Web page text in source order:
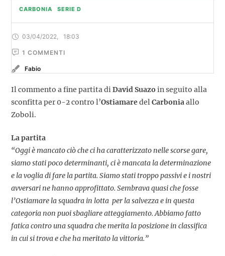
CARBONIA SERIE D
03/04/2022 18:03
1 COMMENTI
Fabio
Il commento a fine partita diDavid Suazo in seguito alla
sconfitta per 0-2 contro l’OstiamaredelCarboniaallo
Zoboli.
La partita
“Oggi è mancato ciò che ci ha caratterizzato nelle scorse gare,
siamo stati poco determinanti, ci è mancata la determinazione
e la voglia di fare la partita. Siamo stati troppo passivi e i nostri
avversari ne hanno approfittato. Sembrava quasi che fosse
l’Ostiamare la squadra in lotta per la salvezza e in questa
categoria non puoi sbagliare atteggiamento. Abbiamo fatto
fatica contro una squadra che merita la posizione in classifica
in cui si trova e che ha meritato la vittoria.”